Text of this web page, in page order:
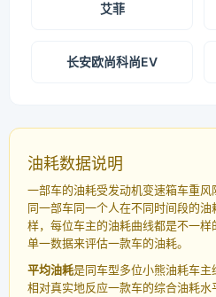
艾菲
长安欧尚科尚EV
油耗数据说明
一部车的油耗受发动机变速箱车重风
同一部车同一个人在不同时间段的
样，每位车主的油耗曲线都是不一
单一数据来评估一款车的油耗。
平均油耗是同车型多位小熊油耗车
相对真实地反应一款车的综合油耗